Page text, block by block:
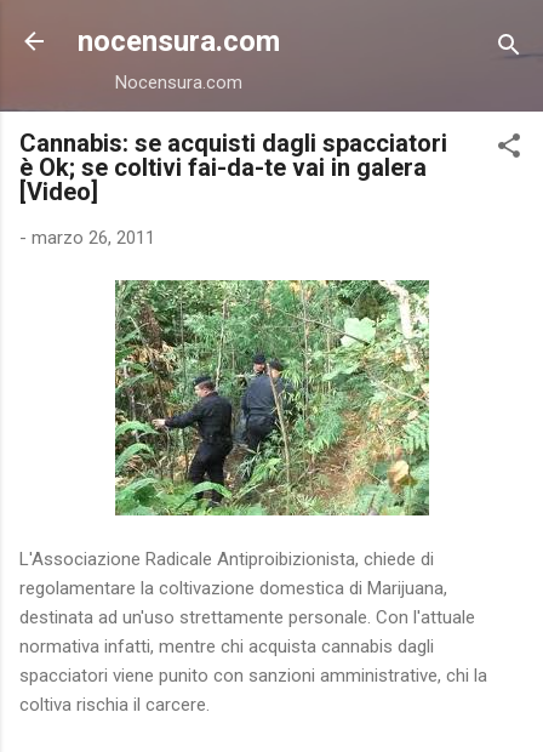
Passa ai contenuti principali
nocensura.com
Nocensura.com
Cannabis: se acquisti dagli spacciatori
è Ok; se coltivi fai-da-te vai in galera
[Video]
- marzo 26, 2011
L'Associazione Radicale Antiproibizionista, chiede di
regolamentare la coltivazione domestica di Marijuana,
destinata ad un'uso strettamente personale. Con l'attuale
normativa infatti, mentre chi acquista cannabis dagli
spacciatori viene punito con sanzioni amministrative, chi la
coltiva rischia il carcere.